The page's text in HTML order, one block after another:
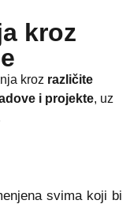
kroz
kroz različite
i projekte, uz
svima koji bi